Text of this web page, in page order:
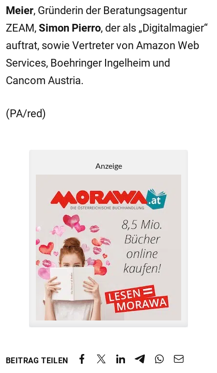
Meier, Gründerin der Beratungsagentur
ZEAM, Simon Pierro, der als „Digitalmagier“
auftrat, sowie Vertreter von Amazon Web
Services, Boehringer Ingelheim und
Cancom Austria.
(PA/red)
Anzeige
BEITRAG TEILEN